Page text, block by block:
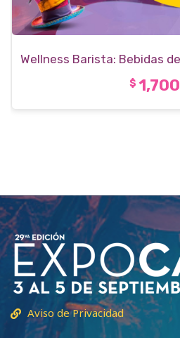
Wellness Barista: Bebidas
$ 1,700
Aviso de Privacidad